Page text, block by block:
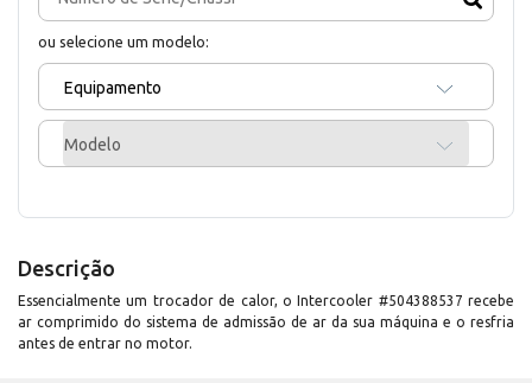
ou selecione um modelo:
Equipamento
Modelo
Descrição
Essencialmente um trocador de calor, o Intercooler #504388537 recebe
ar comprimido do sistema de admissão de ar da sua máquina e o resfria
antes de entrar no motor.